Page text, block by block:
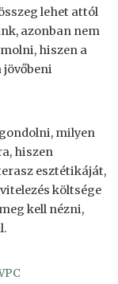
lehet attól
azonban nem
hiszen a
jövőbeni
milyen
hiszen
esztétikáját,
költsége
kell nézni,